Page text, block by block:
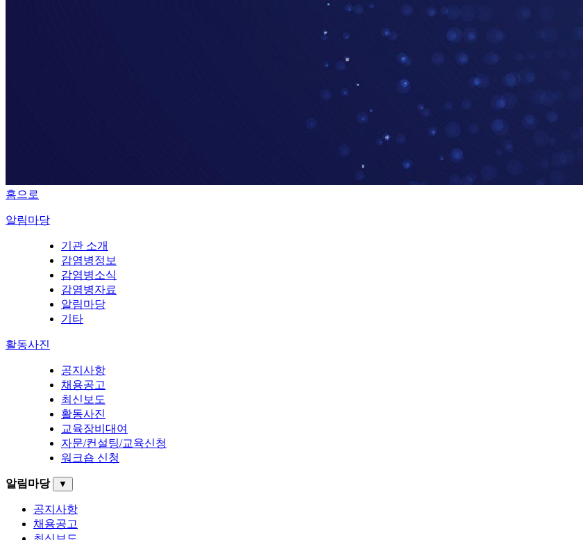
홈으로
알림마당
기관 소개
감염병정보
감염병소식
감염병자료
알림마당
기타
활동사진
공지사항
채용공고
최신보도
활동사진
교육장비대여
자문/컨설팅/교육신청
워크숍 신청
알림마당 ▼
공지사항
채용공고